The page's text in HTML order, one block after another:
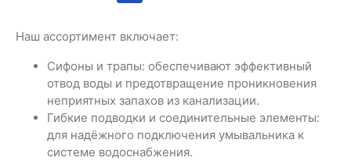
Наш ассортимент включает:
Сифоны и трапы: обеспечивают эффективный
отвод воды и предотвращение проникновения
неприятных запахов из канализации.
Гибкие подводки и соединительные элементы:
для надёжного подключения умывальника к
системе водоснабжения.